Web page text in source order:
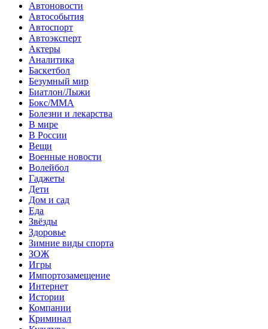
Автоновости
Автособытия
Автоспорт
Автоэксперт
Актеры
Аналитика
Баскетбол
Безумный мир
Биатлон/Лыжи
Бокс/MMA
Болезни и лекарства
В мире
В России
Вещи
Военные новости
Волейбол
Гаджеты
Дети
Дом и сад
Еда
Звёзды
Здоровье
Зимние виды спорта
ЗОЖ
Игры
Импортозамещение
Интернет
Истории
Компании
Криминал